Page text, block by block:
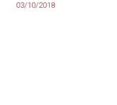
03/10/2018